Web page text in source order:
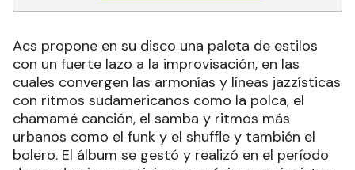
Acs propone en su disco una paleta de estilos
con un fuerte lazo a la improvisación, en las
cuales convergen las armonías y líneas jazzísticas
con ritmos sudamericanos como la polca, el
chamamé canción, el samba y ritmos más
urbanos como el funk y el shuffle y también el
bolero. El álbum se gestó y realizó en el período